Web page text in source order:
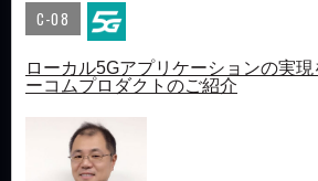
C-08
ローカル5Gアプリケーションの実
ーコムプロダクトのご紹介